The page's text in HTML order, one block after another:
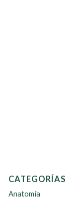
CATEGORÍAS
Anatomía